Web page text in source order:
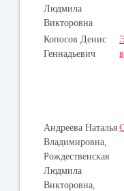
Людмила
Викторовна
Копосов Денис
Геннадьевич
Андреева Наталья
Владимировна,
Рождественская
Людмила
Викторовна,